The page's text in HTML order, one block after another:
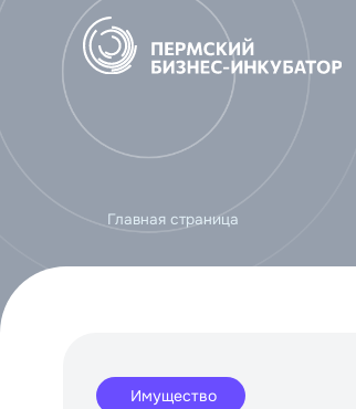
Главная страница
Имущество